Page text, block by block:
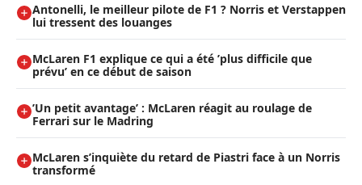
Antonelli, le meilleur pilote de F1 ? Norris et Verstappen
lui tressent des louanges
McLaren F1 explique ce qui a été ’plus difficile que
prévu’ en ce début de saison
’Un petit avantage’ : McLaren réagit au roulage de
Ferrari sur le Madring
McLaren s’inquiète du retard de Piastri face à un Norris
transformé